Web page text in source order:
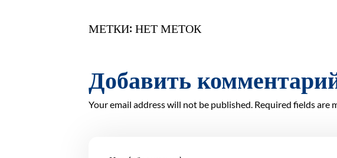
МЕТКИ: НЕТ МЕТОК
Добавить
Your email address will not be published. Required fields are